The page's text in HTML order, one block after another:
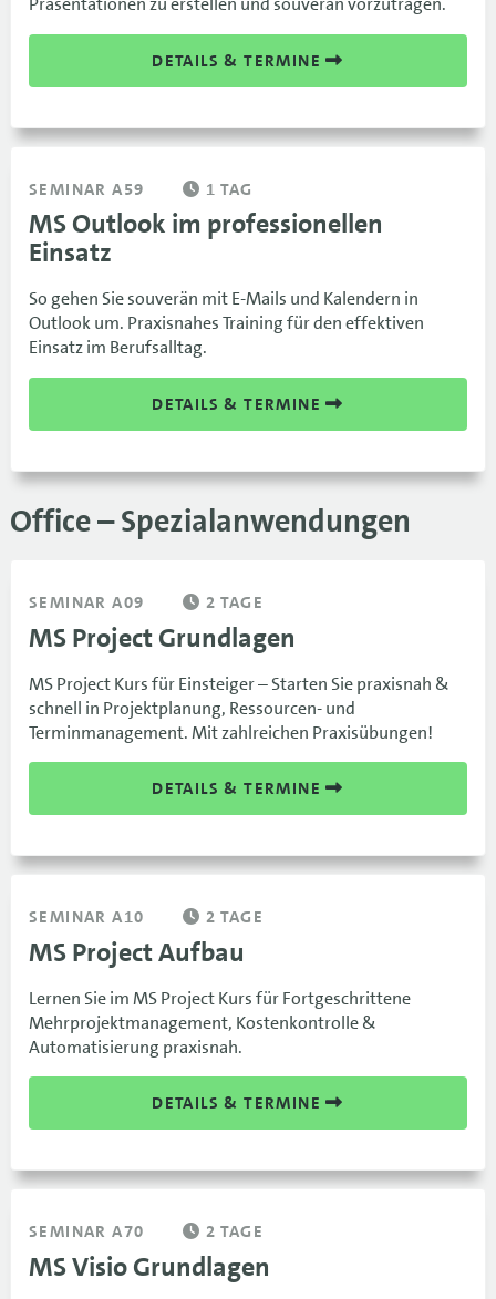
DETAILS & TERMINE
SEMINAR A59 1 TAG
MS Outlook im professionellen
Einsatz
So gehen Sie souverän mit E-Mails und Kalendern in
Outlook um. Praxisnahes Training für den effektiven
Einsatz im Berufsalltag.
DETAILS & TERMINE
Office – Spezialanwendungen
SEMINAR A09 2 TAGE
MS Project Grundlagen
MS Project Kurs für Einsteiger – Starten Sie praxisnah &
schnell in Projektplanung, Ressourcen- und
Terminmanagement. Mit zahlreichen Praxisübungen!
DETAILS & TERMINE
SEMINAR A10 2 TAGE
MS Project Aufbau
Lernen Sie im MS Project Kurs für Fortgeschrittene
Mehrprojektmanagement, Kostenkontrolle &
Automatisierung praxisnah.
DETAILS & TERMINE
SEMINAR A70 2 TAGE
MS Visio Grundlagen